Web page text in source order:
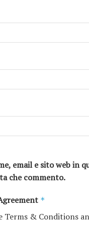
email e sito web in
che commento.
*
Terms & Conditions